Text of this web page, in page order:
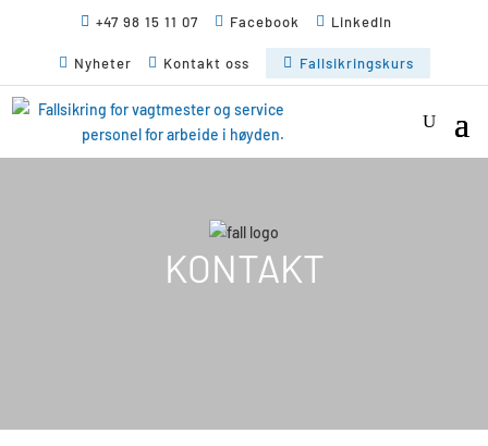
 +47 98 15 11 07  Facebook  LinkedIn
 Nyheter  Kontakt oss  Fallsikringskurs
KONTAKT